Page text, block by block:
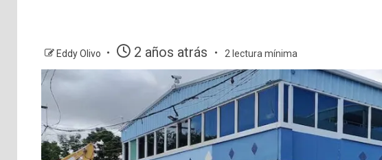
Eddy Olivo 2 años atrás 2 lectura mínima